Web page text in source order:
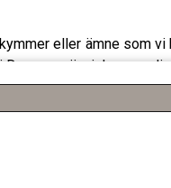
eller ämne som
människors